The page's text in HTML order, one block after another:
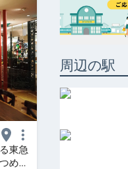
東急
める
周辺の駅